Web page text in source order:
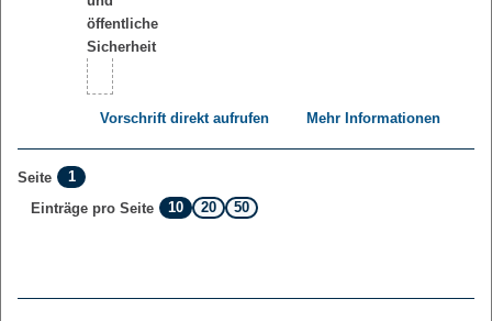
Vorschrift direkt aufrufen Mehr Informationen
Seite
1
Einträge pro Seite
10 20 50